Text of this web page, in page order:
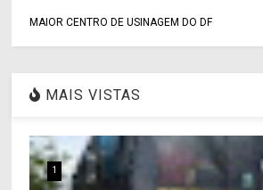
MAIOR CENTRO DE USINAGEM DO DF
MAIS VISTAS
1